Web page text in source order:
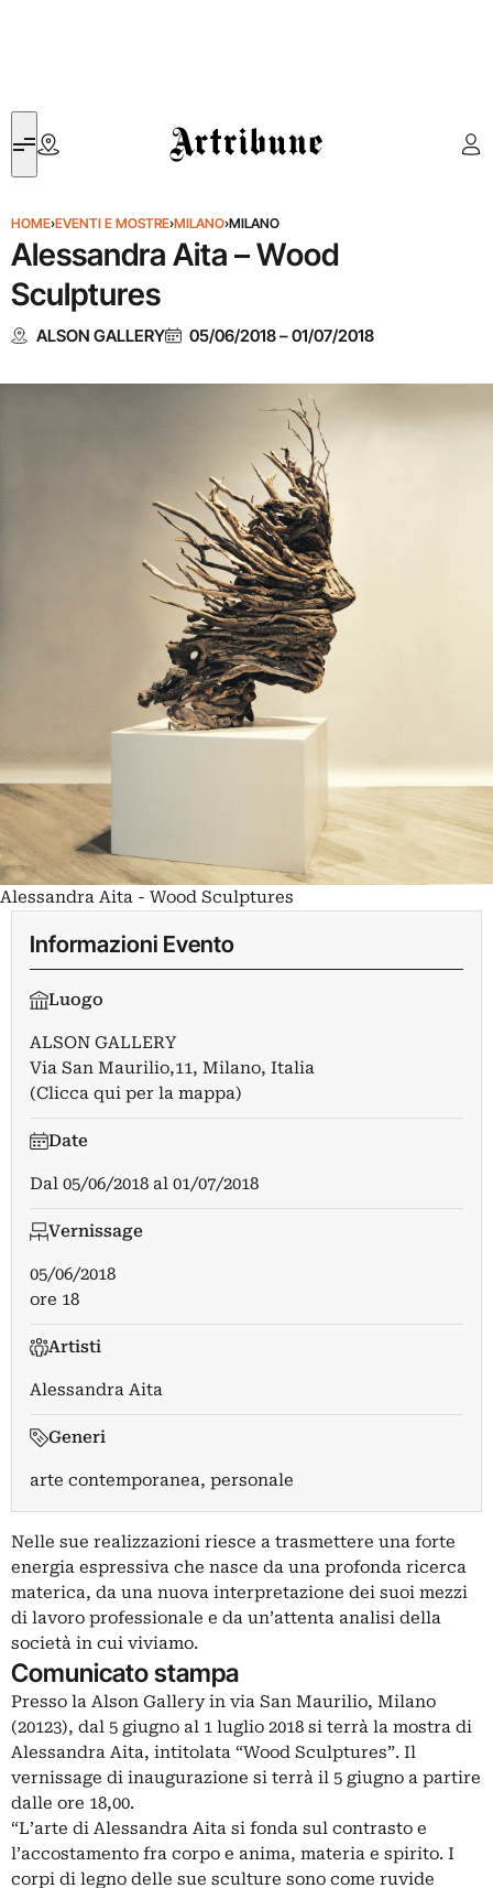
Artribune
HOME›EVENTI E MOSTRE›MILANO›MILANO
Alessandra Aita – Wood
Sculptures
ALSON GALLERY 05/06/2018–01/07/2018
Alessandra Aita - Wood Sculptures
Informazioni Evento
Luogo
ALSON GALLERY
Via San Maurilio,11, Milano, Italia
(Clicca qui per la mappa)
Date
Dal 05/06/2018 al 01/07/2018
Vernissage
05/06/2018
ore 18
Artisti
Alessandra Aita
Generi
arte contemporanea, personale
Nelle sue realizzazioni riesce a trasmettere una forte
energia espressiva che nasce da una profonda ricerca
materica, da una nuova interpretazione dei suoi mezzi
di lavoro professionale e da un’attenta analisi della
società in cui viviamo.
Comunicato stampa
Presso la Alson Gallery in via San Maurilio, Milano
(20123), dal 5 giugno al 1 luglio 2018 si terrà la mostra di
Alessandra Aita, intitolata “Wood Sculptures”. Il
vernissage di inaugurazione si terrà il 5 giugno a partire
dalle ore 18,00.
“L’arte di Alessandra Aita si fonda sul contrasto e
l’accostamento fra corpo e anima, materia e spirito. I
corpi di legno delle sue sculture sono come ruvide